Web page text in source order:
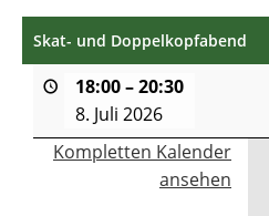
Skat- und Doppelkopfabend
18:00–20:30
8. Juli 2026
Kompletten Kalender
ansehen